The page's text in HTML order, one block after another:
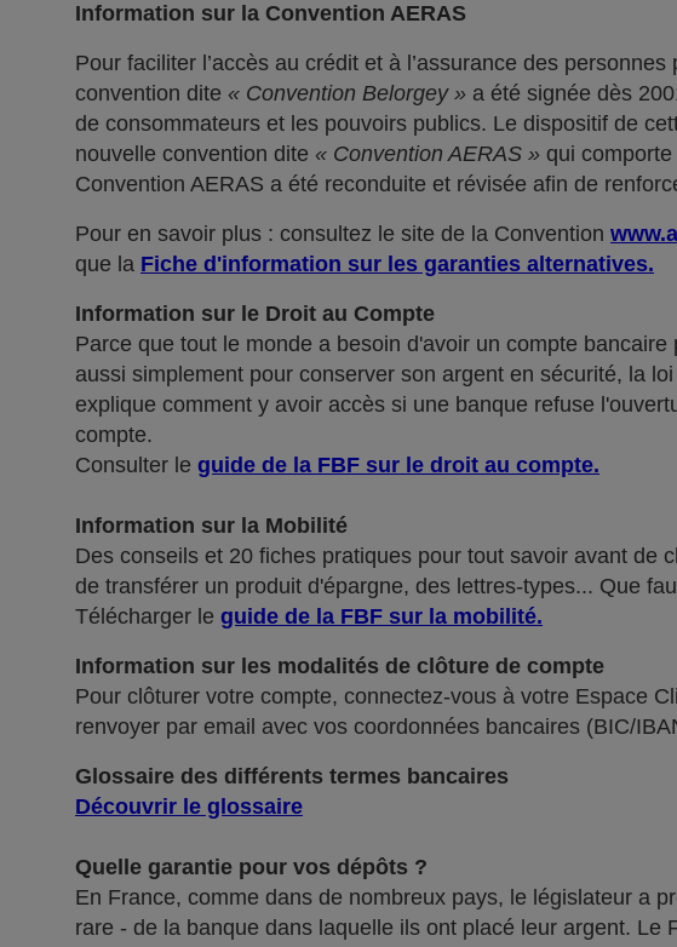
Information sur la Convention AERAS
Pour faciliter l’accès au crédit et à l’assurance des
convention dite « Convention Belorgey » a été signée dès
de consommateurs et les pouvoirs publics. Le dispositif de
nouvelle convention dite « Convention AERAS » qui
Convention AERAS a été reconduite et révisée afin de
Pour en savoir plus : consultez le site de la Convention
que la Fiche d'information sur les garanties alternatives.
Information sur le Droit au Compte
Parce que tout le monde a besoin d'avoir un compte
aussi simplement pour conserver son argent en sécurité, la
explique comment y avoir accès si une banque refuse
compte.
Consulter le guide de la FBF sur le droit au compte.
Information sur la Mobilité
Des conseils et 20 fiches pratiques pour tout savoir avant de
de transférer un produit d'épargne, des lettres-types... Que
Télécharger le guide de la FBF sur la mobilité.
Information sur les modalités de clôture de compte
Pour clôturer votre compte, connectez-vous à votre Espace
renvoyer par email avec vos coordonnées bancaires (BIC/
Glossaire des différents termes bancaires
Découvrir le glossaire
Quelle garantie pour vos dépôts ?
En France, comme dans de nombreux pays, le législateur a
rare - de la banque dans laquelle ils ont placé leur argent.